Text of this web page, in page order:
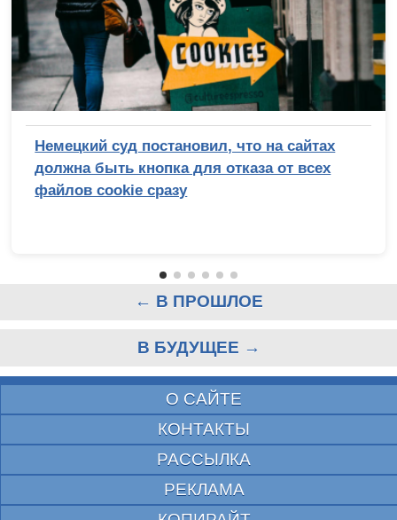
Немецкий суд постановил, что на сайтах
должна быть кнопка для отказа от всех
файлов cookie сразу
← В ПРОШЛОЕ
В БУДУЩЕЕ →
О САЙТЕ
КОНТАКТЫ
РАССЫЛКА
РЕКЛАМА